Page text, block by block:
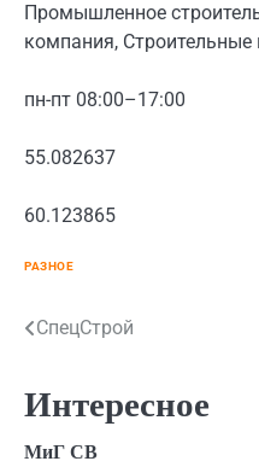
Промышленное
компания,
пн-пт 08:00–17:00
55.082637
60.123865
РАЗНОЕ
Навигация
записям
СпецСтрой
Интересное
МиГ СВ